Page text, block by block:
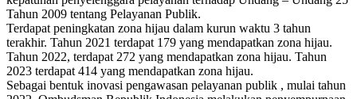
Tahun 2009 tentang Pelayanan Publik.
Terdapat peningkatan zona hijau dalam kurun waktu 3 tahun
terakhir. Tahun 2021 terdapat 179 yang mendapatkan zona hijau.
Tahun 2022, terdapat 272 yang mendapatkan zona hijau. Tahun
2023 terdapat 414 yang mendapatkan zona hijau.
Sebagai bentuk inovasi pengawasan pelayanan publik , mulai tahun